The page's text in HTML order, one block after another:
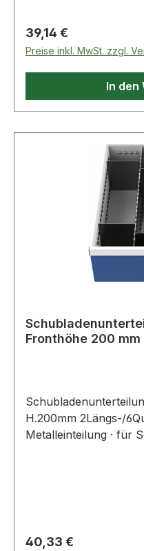
Regulärer Preis:
39,14 €
Preise inkl. MwSt. zzgl.
In den
Fronthöhe 200
H.200mm 2Längs-/
Metalleinteilung · für
Regulärer Preis:
40,33 €